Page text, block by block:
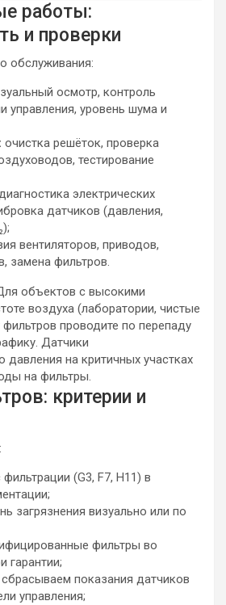
работы:
и проверки
обслуживания:
осмотр, контроль
управления, уровень шума и
очистка решёток, проверка
тестирование
электрических
датчиков (давления,
вентиляторов, приводов,
замена фильтров.
объектов с высокими
воздуха (лаборатории, чистые
проводите по перепаду
Датчики
на критичных участках
на фильтры.
критерии и
(G3, F7, H11) в
загрязнения визуально или по
фильтры во
гарантии;
показания датчиков
управления;